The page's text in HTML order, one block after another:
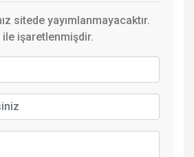
sitede yayımlanmayacaktır.
ile işaretlenmişdir.